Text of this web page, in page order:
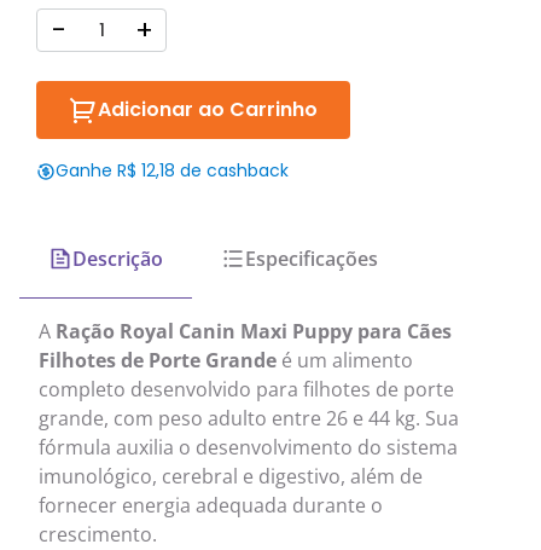
- +
Adicionar ao Carrinho
Ganhe R$ 12,18 de cashback
Descrição Especificações
A Ração Royal Canin Maxi Puppy para Cães
Filhotes de Porte Grande é um alimento
completo desenvolvido para filhotes de porte
grande, com peso adulto entre 26 e 44 kg. Sua
fórmula auxilia o desenvolvimento do sistema
imunológico, cerebral e digestivo, além de
fornecer energia adequada durante o
crescimento.